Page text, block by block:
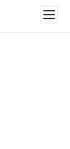
open
menu